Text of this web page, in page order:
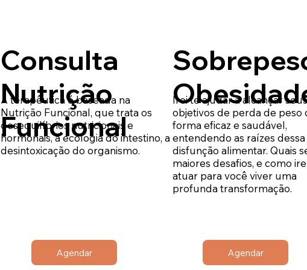
Consulta
Nutrição
Funcional
A terapêutica é baseada na
Nutrição Funcional, que trata os
desequilíbrios nutricionais e
hormonais, a ecologia do intestino, a
desintoxicação do organismo.
Agendar
Irei te ajudar a alcançar seus
objetivos de perda de peso
forma eficaz e saudável,
entendendo as raízes dessa
disfunção alimentar. Quais
maiores desafios, e como
atuar para você viver uma
profunda transformação.
Agendar